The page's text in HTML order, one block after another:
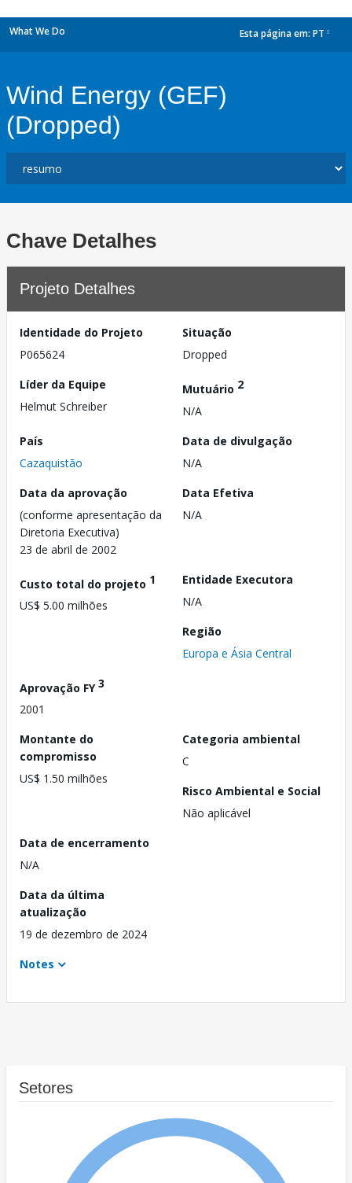
What We Do Esta página em: PT
Wind Energy (GEF)
(Dropped)
Chave Detalhes
Projeto Detalhes
Identidade do Projeto
P065624
Situação
Dropped
Líder da Equipe
Helmut Schreiber
Mutuário 2
N/A
País
Cazaquistão
Data de divulgação
N/A
Data da aprovação
(conforme apresentação da
Diretoria Executiva)
23 de abril de 2002
Data Efetiva
N/A
Custo total do projeto 1
US$ 5.00 milhões
Entidade Executora
N/A
Região
Europa e Ásia Central
Aprovação FY3
2001
Montante do
compromisso
US$ 1.50 milhões
Categoria ambiental
C
Risco Ambiental e Social
Não aplicável
Data de encerramento
N/A
Data da última
atualização
19 de dezembro de 2024
Notes
Setores